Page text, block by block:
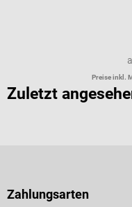
Preise inkl.
Zuletzt
Zahlungsarten